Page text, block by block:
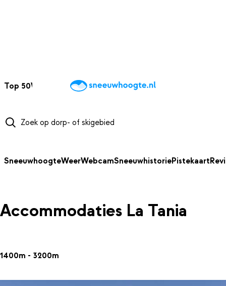
Top 50Webcams WintersportweerKaarten
SneeuwhoogteWeerWebcamSneeuwhistoriePistekaart
Accommodaties La Tania
1400m - 3200m